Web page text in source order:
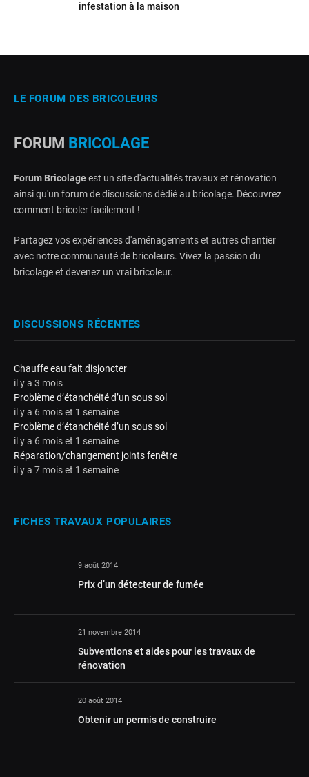
infestation à la maison
LE FORUM DES BRICOLEURS
FORUM BRICOLAGE
Forum Bricolageest un site d'actualités travaux et rénovation
ainsi qu'un forum de discussions dédié au bricolage. Découvrez
comment bricoler facilement !
Partagez vos expériences d'aménagements et autres chantier
avec notre communauté de bricoleurs. Vivez la passion du
bricolage et devenez un vrai bricoleur.
DISCUSSIONS RÉCENTES
Chauffe eau fait disjoncter
il y a 3 mois
Problème d’étanchéité d’un sous sol
il y a 6 mois et 1 semaine
Problème d’étanchéité d’un sous sol
il y a 6 mois et 1 semaine
Réparation/changement joints fenêtre
il y a 7 mois et 1 semaine
FICHES TRAVAUX POPULAIRES
9 août 2014
Prix d’un détecteur de fumée
21 novembre 2014
Subventions et aides pour les travaux de
rénovation
20 août 2014
Obtenir un permis de construire